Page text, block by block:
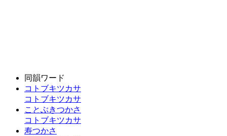
同韻ワード
コトブキツカサ
コトブキツカサ
ことぶきつかさ
コトブキツカサ
寿つかさ